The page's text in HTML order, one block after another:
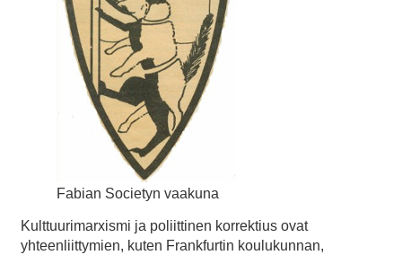
Fabian Societyn vaakuna
Kulttuurimarxismi ja poliittinen korrektius ovat
yhteenliittymien, kuten Frankfurtin koulukunnan,